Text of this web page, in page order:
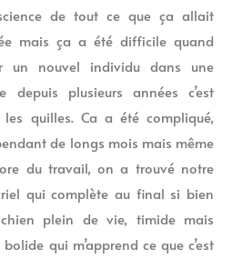
de tout ce que ça allait
mais ça a été difficile quand
un nouvel individu dans une
plusieurs années c’est
quilles. Ca a été compliqué,
de longs mois mais même
du travail, on a trouvé notre
qui complète au final si bien
plein de vie, timide mais
qui m’apprend ce que c’est